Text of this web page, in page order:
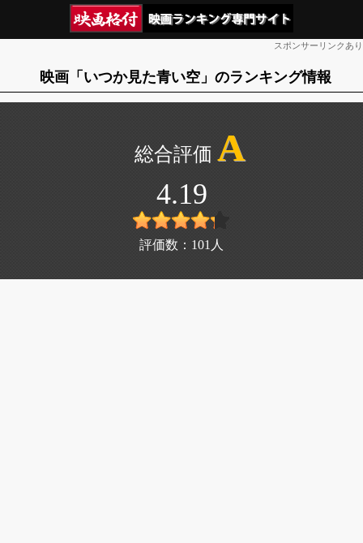
スポンサーリンクあり
映画「いつか見た青い空」のランキング情報
A
4.19
評価数： 101 人